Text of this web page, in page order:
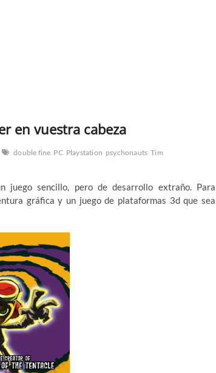
en vuestra cabeza
double fine PC Playstation psychonauts Tim
juego sencillo, pero de desarrollo extraño. Para
gráfica y un juego de plataformas 3d que sea